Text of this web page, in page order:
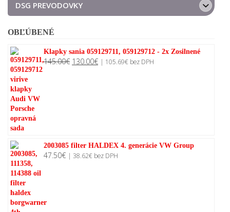
DSG PREVODOVKY
OBĽÚBENÉ
Klapky sania 059129711, 059129712 - 2x Zosilnené
145.00€ Original
130.00€Current
| 105.69€ bez DPH
2003085 filter HALDEX 4. generácie VW Group
47.50€ | 38.62€ bez DPH